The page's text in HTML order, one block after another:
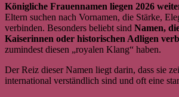
Königliche Frauennamen liegen 2026
Eltern suchen nach Vornamen, die Stärke,
verbinden. Besonders beliebt sind Namen,
Kaiserinnen oder historischen Adligen
zumindest diesen „royalen Klang“ haben.
Der Reiz dieser Namen liegt darin, dass sie
international verständlich sind und oft eine